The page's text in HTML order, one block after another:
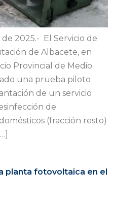
2025.- El Servicio de
de Albacete, en
Provincial de Medio
una prueba piloto
de un servicio
de
(fracción resto)
planta fotovoltaica en el